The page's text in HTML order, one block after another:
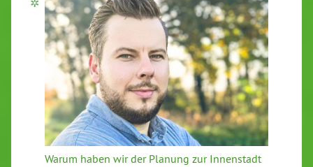
Warum haben wir der Planung zur Innenstadt